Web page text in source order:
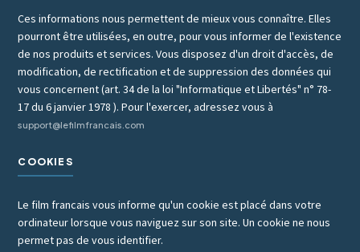
Ces informations nous permettent de mieux vous connaître. Elles
pourront être utilisées, en outre, pour vous informer de l'existence
de nos produits et services. Vous disposez d'un droit d'accès, de
modification, de rectification et de suppression des données qui
vous concernent (art. 34 de la loi "Informatique et Libertés" n° 78-
17 du 6 janvier 1978 ). Pour l'exercer, adressez vous à
support@lefilmfrancais.com
COOKIES
Le film francais vous informe qu'un cookie est placé dans votre
ordinateur lorsque vous naviguez sur son site. Un cookie ne nous
permet pas de vous identifier.